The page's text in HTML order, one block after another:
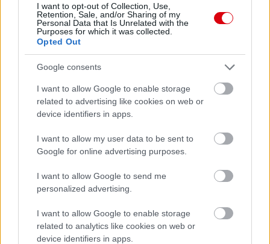
I want to opt-out of Collection, Use,
Retention, Sale, and/or Sharing of my
Personal Data that Is Unrelated with the
Purposes for which it was collected.
Opted Out
Google consents
I want to allow Google to enable storage
related to advertising like cookies on web or
device identifiers in apps.
I want to allow my user data to be sent to
Google for online advertising purposes.
I want to allow Google to send me
personalized advertising.
I want to allow Google to enable storage
related to analytics like cookies on web or
device identifiers in apps.
0 nap 4 óra 7 perc 27 másodperc
Leeds United
AC MilanvsManchester United
ELŐZŐ MÉRKŐZÉSEK
Támogatás
Támogasd adományoddal
a ManUtdFanatics.hu működését!